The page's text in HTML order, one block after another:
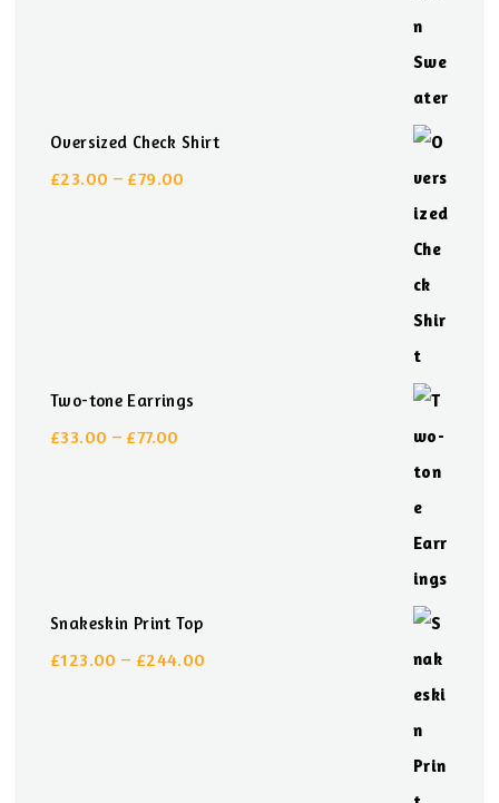
Oversized Check Shirt
£23.00 – £79.00
Two-tone Earrings
£33.00 – £77.00
Snakeskin Print Top
£123.00 – £244.00